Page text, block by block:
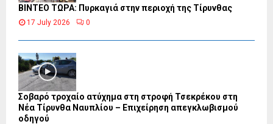
ΒΙΝΤΕΟ ΤΩΡΑ: Πυρκαγιά στην περιοχή της Τίρυνθας
17 July 2026 0
Σοβαρό τροχαίο ατύχημα στη στροφή Τσεκρέκου στη
Νέα Τίρυνθα Ναυπλίου – Επιχείρηση απεγκλωβισμού
οδηγού